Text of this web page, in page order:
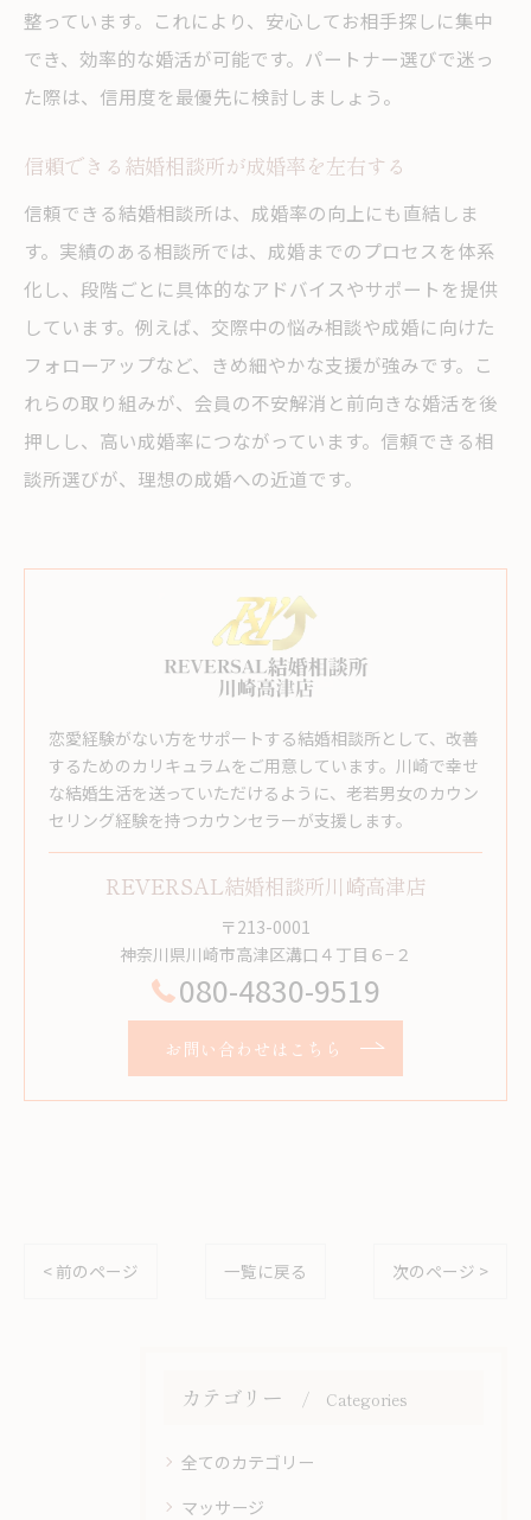
整っています。これにより、安心してお相手探しに集中
でき、効率的な婚活が可能です。パートナー選びで迷っ
た際は、信用度を最優先に検討しましょう。
信頼できる結婚相談所が成婚率を左右する
信頼できる結婚相談所は、成婚率の向上にも直結しま
す。実績のある相談所では、成婚までのプロセスを体系
化し、段階ごとに具体的なアドバイスやサポートを提供
しています。例えば、交際中の悩み相談や成婚に向けた
フォローアップなど、きめ細やかな支援が強みです。こ
れらの取り組みが、会員の不安解消と前向きな婚活を後
押しし、高い成婚率につながっています。信頼できる相
談所選びが、理想の成婚への近道です。
恋愛経験がない方をサポートする結婚相談所として、改善
するためのカリキュラムをご用意しています。川崎で幸せ
な結婚生活を送っていただけるように、老若男女のカウン
セリング経験を持つカウンセラーが支援します。
REVERSAL結婚相談所川崎高津店
〒213-0001
神奈川県川崎市高津区溝口４丁目６−２
080-4830-9519
お問い合わせはこちら
< 前のページ 一覧に戻る 次のページ >
カテゴリー Categories
全てのカテゴリー
マッサージ